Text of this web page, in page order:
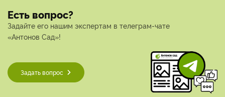
Есть вопрос?
Задайте его нашим экспертам в телеграм-чате
«Антонов Сад»!
Задать вопрос